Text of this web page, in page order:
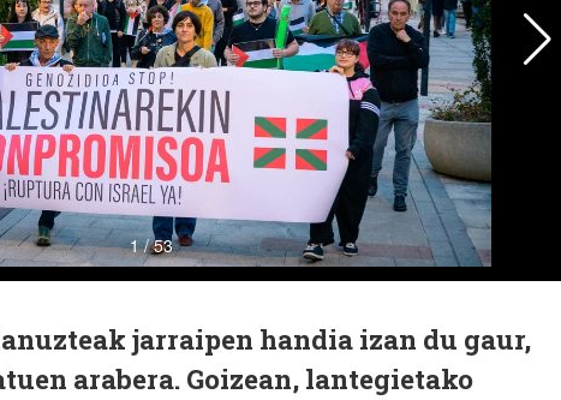
jarraipen handia izan du gaur,
arabera. Goizean, lantegietako